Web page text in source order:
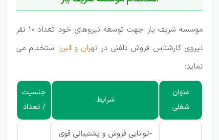
موسسه شریف یار جهت توسعه نیروهای خود تعداد 10 نفر
نیروی کارشناس فروش تلفنی در تهران و البرز استخدام می
نماید:
عنوان
شغلی
شرایط
جنسیت
/ تعداد
-توانایی فروش و پشتیبانی قوی